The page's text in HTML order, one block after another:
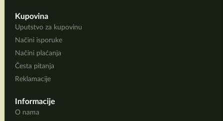
Kupovina
Uputstvo za kupovinu
Načini isporuke
Načini plaćanja
Česta pitanja
Reklamacije
Informacije
O nama